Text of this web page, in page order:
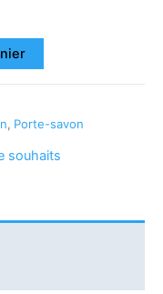
, Porte-savon
souhaits